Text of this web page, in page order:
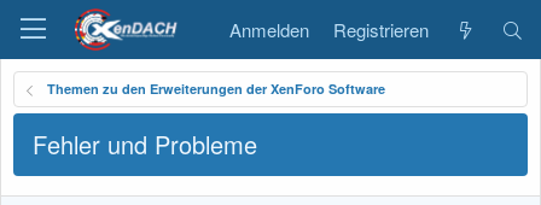
Anmelden Registrieren
Themen zu den Erweiterungen der XenForo Software
Fehler und Probleme